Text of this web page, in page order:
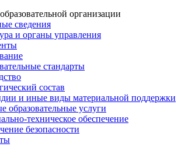
организации
сведения
и органы управления
стандарты
состав
и иные виды материальной поддержки
образовательные услуги
техническое обеспечение
безопасности